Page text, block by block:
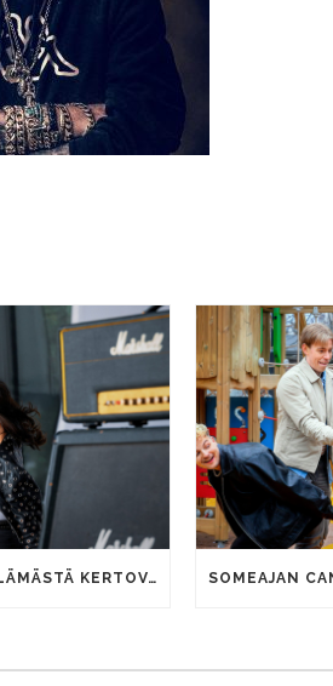
KAIJA KOON ELÄMÄSTÄ KERTOVAN KAUNIS RIETAS ONNELLINEN -ELOKUVAN TRAILER JULKI